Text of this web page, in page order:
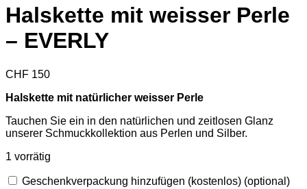
Halskette mit weisser Perle
– EVERLY
CHF 150
Halskette mit natürlicher weisser Perle
Tauchen Sie ein in den natürlichen und zeitlosen Glanz
unserer Schmuckkollektion aus Perlen und Silber.
1 vorrätig
Geschenkverpackung hinzufügen (kostenlos) (optional)